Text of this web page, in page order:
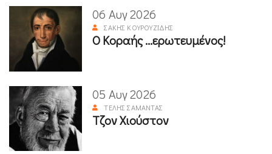
06 Αυγ 2026
ΣΆΚΗΣ ΚΟΥΡΟΥΖΊΔΗΣ
Ο Κοραής ...ερωτευμένος!
05 Αυγ 2026
ΤΈΛΗΣ ΣΑΜΑΝΤΆΣ
Τζον Χιούστον